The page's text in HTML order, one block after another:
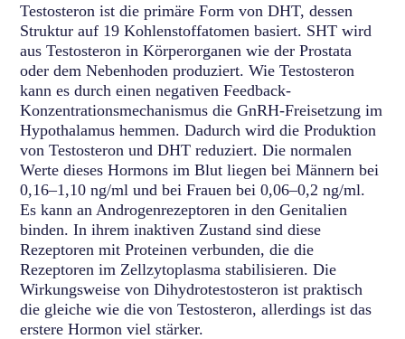
Testosteron ist die primäre Form von DHT, dessen
Struktur auf 19 Kohlenstoffatomen basiert. SHT wird
aus Testosteron in Körperorganen wie der Prostata
oder dem Nebenhoden produziert. Wie Testosteron
kann es durch einen negativen Feedback-
Konzentrationsmechanismus die GnRH-Freisetzung im
Hypothalamus hemmen. Dadurch wird die Produktion
von Testosteron und DHT reduziert. Die normalen
Werte dieses Hormons im Blut liegen bei Männern bei
0,16–1,10 ng/ml und bei Frauen bei 0,06–0,2 ng/ml.
Es kann an Androgenrezeptoren in den Genitalien
binden. In ihrem inaktiven Zustand sind diese
Rezeptoren mit Proteinen verbunden, die die
Rezeptoren im Zellzytoplasma stabilisieren. Die
Wirkungsweise von Dihydrotestosteron ist praktisch
die gleiche wie die von Testosteron, allerdings ist das
erstere Hormon viel stärker.